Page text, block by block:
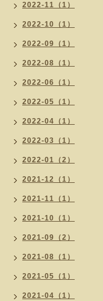
2022-11（1）
2022-10（1）
2022-09（1）
2022-08（1）
2022-06（1）
2022-05（1）
2022-04（1）
2022-03（1）
2022-01（2）
2021-12（1）
2021-11（1）
2021-10（1）
2021-09（2）
2021-08（1）
2021-05（1）
2021-04（1）